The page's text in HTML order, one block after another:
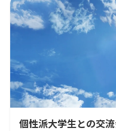
個性派大学生との交